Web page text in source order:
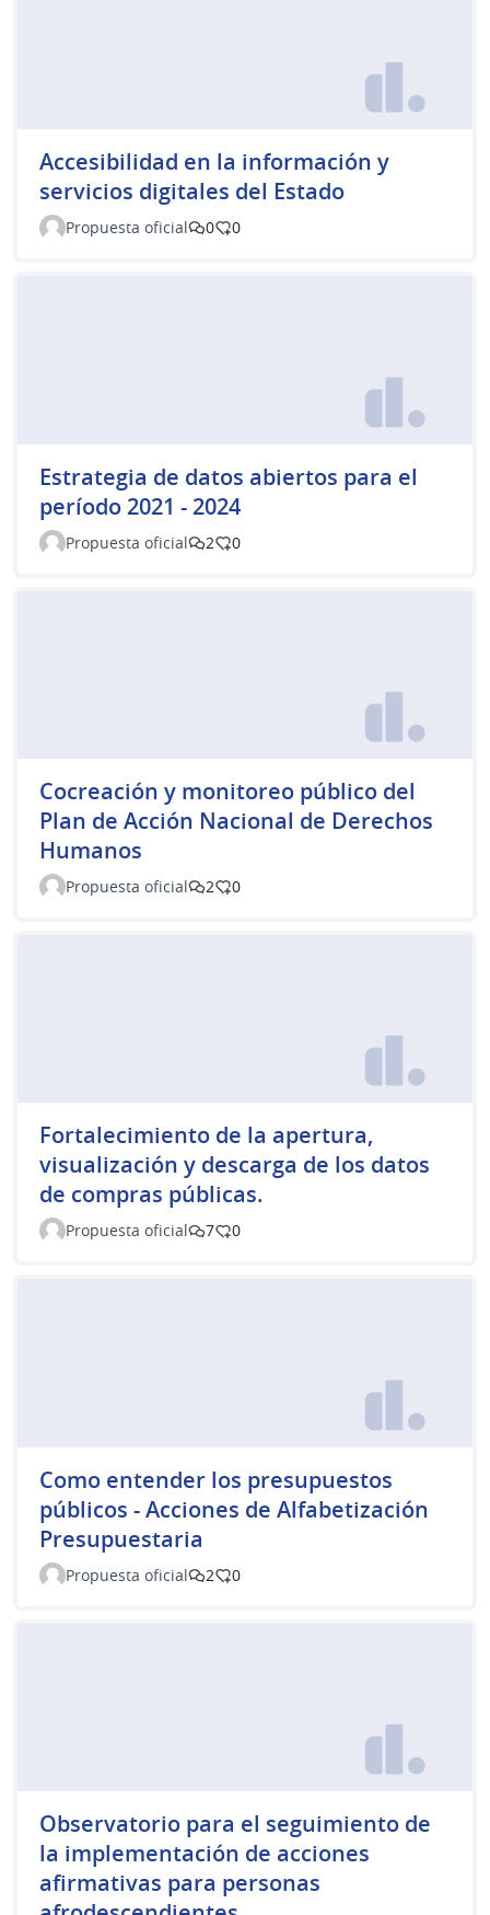
Accesibilidad en la información y
servicios digitales del Estado
Propuesta oficial 0 0
Estrategia de datos abiertos para el
período 2021 - 2024
Propuesta oficial 2 0
Cocreación y monitoreo público del
Plan de Acción Nacional de Derechos
Humanos
Propuesta oficial 2 0
Fortalecimiento de la apertura,
visualización y descarga de los datos
de compras públicas.
Propuesta oficial 7 0
Como entender los presupuestos
públicos - Acciones de Alfabetización
Presupuestaria
Propuesta oficial 2 0
Observatorio para el seguimiento de
la implementación de acciones
afirmativas para personas